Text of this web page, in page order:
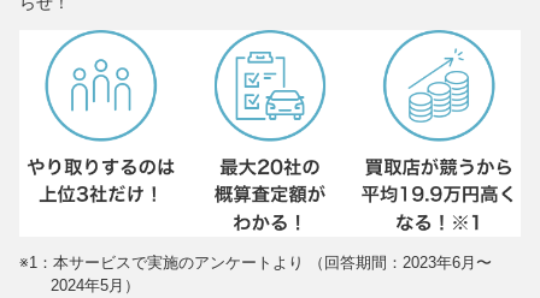
※1：本サービスで実施のアンケートより （回答期間：2023年6月〜
2024年5月）